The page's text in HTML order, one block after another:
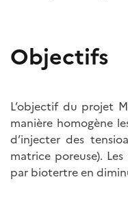
Objectifs
L’objectif du projet
manière homogène
d’injecter des
matrice poreuse).
par biotertre en